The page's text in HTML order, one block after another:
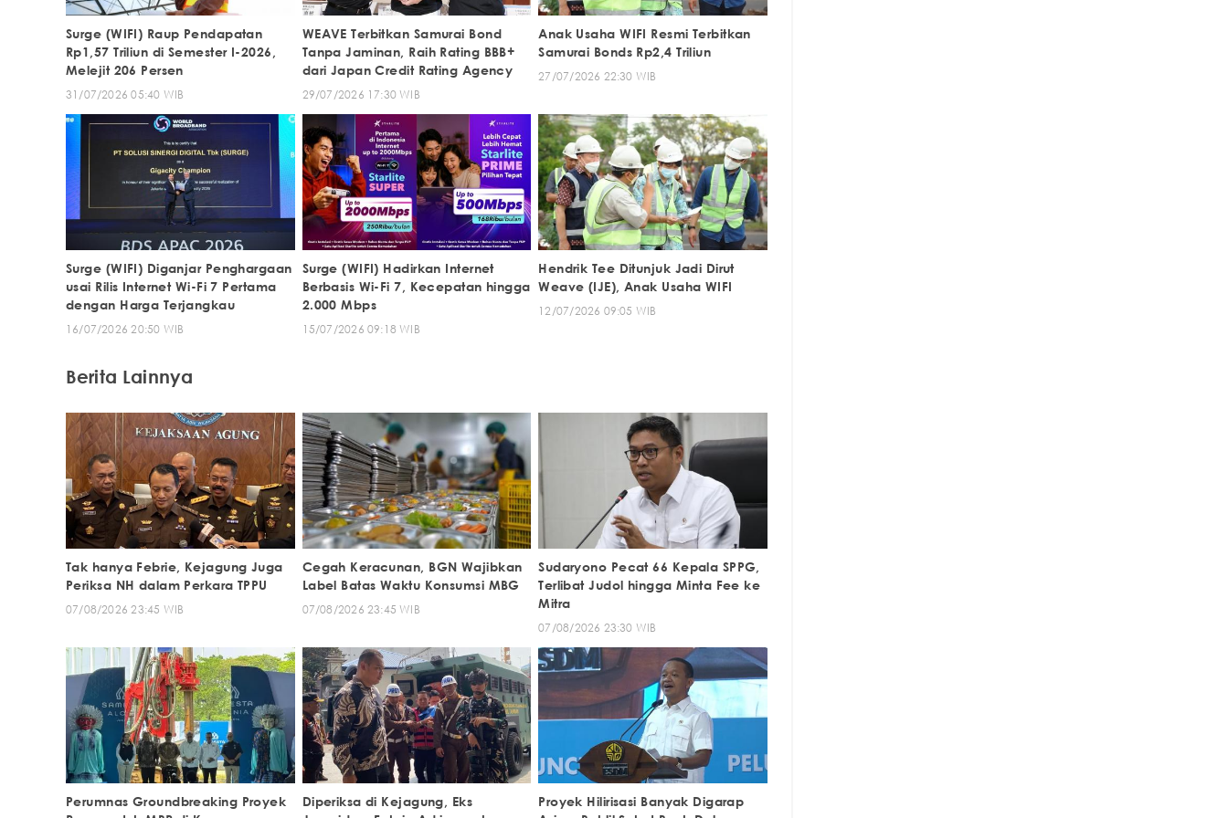
Surge (WIFI) Raup Pendapatan
Rp1,57 Triliun di Semester I-2026,
Melejit 206 Persen
31/07/2026 05:40 WIB
WEAVE Terbitkan Samurai Bond
Tanpa Jaminan, Raih Rating BBB+
dari Japan Credit Rating Agency
29/07/2026 17:30 WIB
Anak Usaha WIFI Resmi Terbitkan
Samurai Bonds Rp2,4 Triliun
27/07/2026 22:30 WIB
Surge (WIFI) Diganjar Penghargaan
usai Rilis Internet Wi-Fi 7 Pertama
dengan Harga Terjangkau
16/07/2026 20:50 WIB
Surge (WIFI) Hadirkan Internet
Berbasis Wi-Fi 7, Kecepatan hingga
2.000 Mbps
15/07/2026 09:18 WIB
Hendrik Tee Ditunjuk Jadi Dirut
Weave (IJE), Anak Usaha WIFI
12/07/2026 09:05 WIB
Berita Lainnya
Tak hanya Febrie, Kejagung Juga
Periksa NH dalam Perkara TPPU
07/08/2026 23:45 WIB
Cegah Keracunan, BGN Wajibkan
Label Batas Waktu Konsumsi MBG
07/08/2026 23:45 WIB
Sudaryono Pecat 66 Kepala SPPG,
Terlibat Judol hingga Minta Fee ke
Mitra
07/08/2026 23:30 WIB
Perumnas Groundbreaking Proyek
Diperiksa di Kejagung, Eks
Proyek Hilirisasi Banyak Digarap